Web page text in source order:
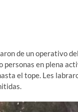
de un operativo
en plena
el tope. Les